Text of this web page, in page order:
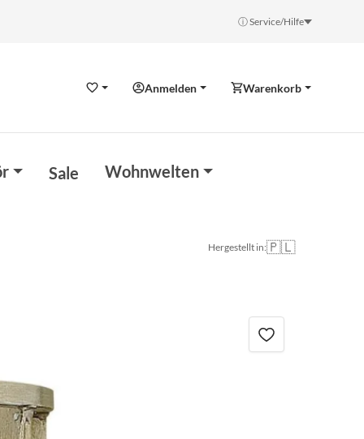
ⓘ Service/Hilfe
WunschzettelAnmelden Warenkorb
Sale Wohnwelten
Hergestellt in:🇵🇱